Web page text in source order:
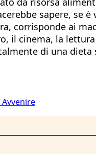
sapere, se
corrisponde ai
il cinema, la
di una dieta